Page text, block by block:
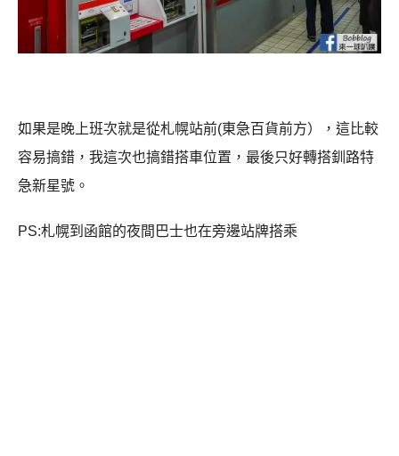
如果是晚上班次就是從札幌站前(東急百貨前方），這比較
容易搞錯，我這次也搞錯搭車位置，最後只好轉搭釧路特
急新星號。
PS:札幌到函館的夜間巴士也在旁邊站牌搭乘